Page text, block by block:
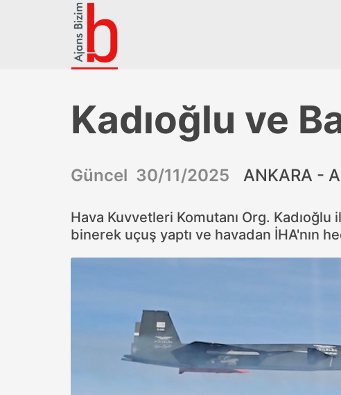
Kadıoğlu ve
Güncel 30/11/2025 ANKARA -
Hava Kuvvetleri Komutanı Org.
binerek uçuş yaptı ve havadan İHA'nın